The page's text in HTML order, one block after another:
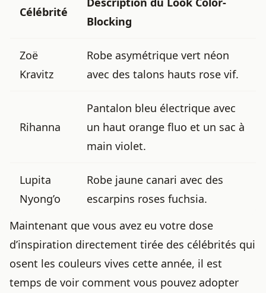
Célébrité
Blocking
Zoë
Kravitz
Robe asymétrique vert néon
avec des talons hauts rose vif.
Rihanna
Pantalon bleu électrique avec
un haut orange fluo et un sac à
main violet.
Lupita
Nyong’o
Robe jaune canari avec des
escarpins roses fuchsia.
Maintenant que vous avez eu votre dose
d’inspiration directement tirée des célébrités qui
osent les couleurs vives cette année, il est
temps de voir comment vous pouvez adopter